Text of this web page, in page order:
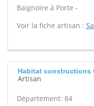
Baignoire à Porte -
Voir la fiche artisan :
Habitat constructions
Artisan
Département: 84